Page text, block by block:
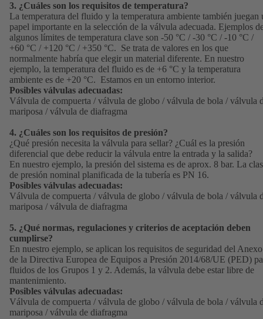
3. ¿Cuáles son los requisitos de temperatura?
La temperatura del fluido y la temperatura ambiente también juegan
papel importante en la selección de la válvula adecuada. Ejemplos
algunos límites de temperatura clave son -50 °C / -30 °C / -10 °C /
+60 °C / +120 °C / +350 °C. Se trata de valores en los que
normalmente habría que elegir un material diferente. En nuestro
ejemplo, la temperatura del fluido es de +6 °C y la temperatura
ambiente es de +20 °C. Estamos en un entorno interior.
Posibles válvulas adecuadas:
Válvula de compuerta / válvula de globo / válvula de bola / válvula
mariposa / válvula de diafragma
4. ¿Cuáles son los requisitos de presión?
¿Qué presión necesita la válvula para sellar? ¿Cuál es la presión
diferencial que debe reducir la válvula entre la entrada y la salida?
En nuestro ejemplo, la presión del sistema es de aprox. 8 bar. La
de presión nominal planificada de la tubería es PN 16.
Posibles válvulas adecuadas:
Válvula de compuerta / válvula de globo / válvula de bola / válvula
mariposa / válvula de diafragma
5. ¿Qué normas, regulaciones y criterios de aceptación deben
cumplirse?
En nuestro ejemplo, se aplican los requisitos de seguridad del
de la Directiva Europea de Equipos a Presión 2014/68/UE (PED)
fluidos de los Grupos 1 y 2. Además, la válvula debe estar libre de
mantenimiento.
Posibles válvulas adecuadas:
Válvula de compuerta / válvula de globo / válvula de bola / válvula
mariposa / válvula de diafragma